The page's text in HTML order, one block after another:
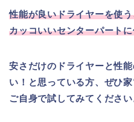
性能が良いドライヤーを使
カッコいいセンターパート
安さだけのドライヤーと性
い！と思っている方、ぜひ
ご自身で試してみてください